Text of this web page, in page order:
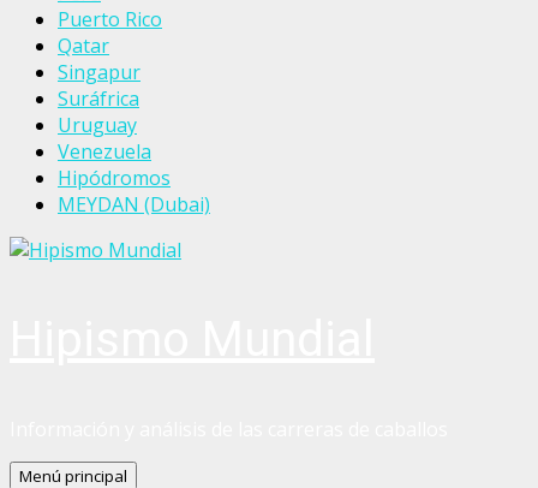
Puerto Rico
Qatar
Singapur
Suráfrica
Uruguay
Venezuela
Hipódromos
MEYDAN (Dubai)
Menú principal